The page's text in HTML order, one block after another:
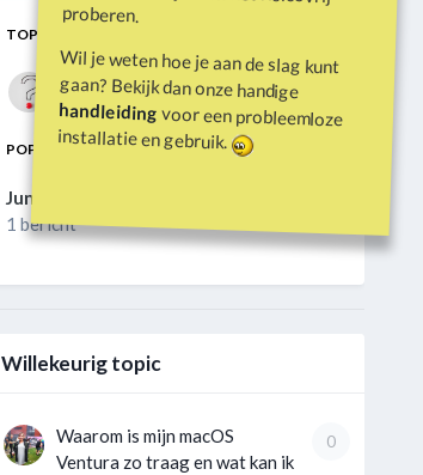
proberen.
Wil je weten hoe je aan de slag kunt
gaan? Bekijk dan onze handige
handleidingvoor een probleemloze
installatie en gebruik.
TOP POSTERS IN DIT TOPIC
Vraagbaak
1 bericht
POPULAIRE DAGEN
Jun 9 2026
1 bericht
Willekeurig topic
0
Waarom is mijn macOS
Ventura zo traag en wat kan ik